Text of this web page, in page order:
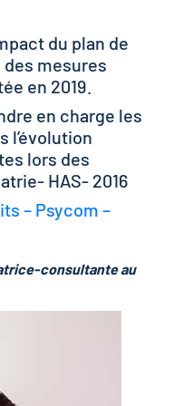
du plan de
mesures
en 2019.
en charge les
l’évolution
lors des
HAS- 2016
– Psycom –
consultante au